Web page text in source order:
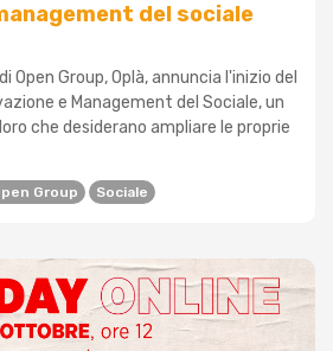
del sociale
Open Group, Oplà, annuncia l'inizio del
e Management del Sociale, un
che desiderano ampliare le proprie
Group Sociale